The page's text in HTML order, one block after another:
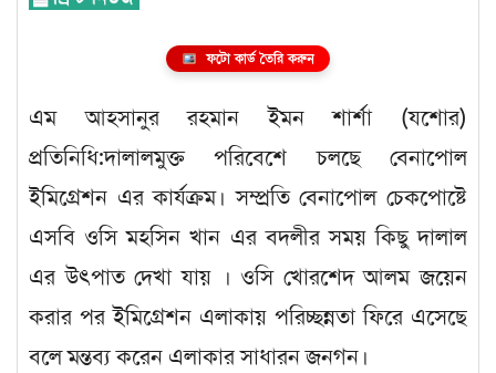
ফটো কার্ড তৈরি করুন
এম আহসানুর রহমান ইমন শার্শা (যশোর)
প্রতিনিধি:দালালমুক্ত পরিবেশে চলছে বেনাপোল
ইমিগ্রেশন এর কার্যক্রম। সম্প্রতি বেনাপোল চেকপোষ্টে
এসবি ওসি মহসিন খান এর বদলীর সময় কিছু দালাল
এর উৎপাত দেখা যায় । ওসি খোরশেদ আলম জয়েন
করার পর ইমিগ্রেশন এলাকায় পরিচ্ছন্নতা ফিরে এসেছে
বলে মন্তব্য করেন এলাকার সাধারন জনগন।